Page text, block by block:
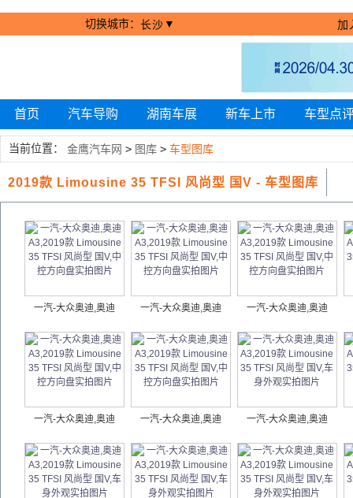
切换城市： 长沙 ▼ 加
首页 汽车导购 湖南车展 新车上市 车型点
当前位置： 金鹰汽车网 > 图库 > 车型图库
2019款 Limousine 35 TFSI 风尚型 国V - 车型图库
一汽-大众奥迪,奥迪 一汽-大众奥迪,奥迪 一汽-大众奥迪,奥迪
一汽-大众奥迪,奥迪 一汽-大众奥迪,奥迪 一汽-大众奥迪,奥迪